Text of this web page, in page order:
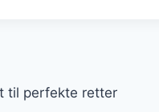
til perfekte retter